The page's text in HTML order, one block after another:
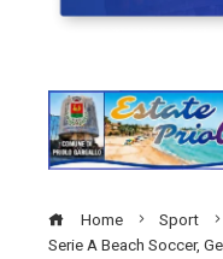
Home
Sport
Serie A Beach Soccer,